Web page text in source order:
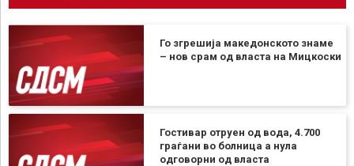
Го згрешија македонското знаме
– нов срам од власта на Мицкоски
Гостивар отруен од вода, 4.700
граѓани во болница а нула
одговорни од власта